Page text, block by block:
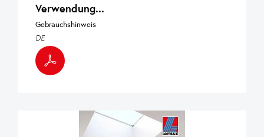
Verwendung...
Gebrauchshinweis
DE